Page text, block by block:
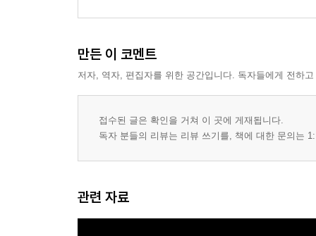
만든 이 코멘트
저자, 역자, 편집자를 위한 공간입니다. 독자들에게 전하
접수된 글은 확인을 거쳐 이 곳에 게재됩니다.
독자 분들의 리뷰는 리뷰 쓰기를, 책에 대한 문의는
관련 자료